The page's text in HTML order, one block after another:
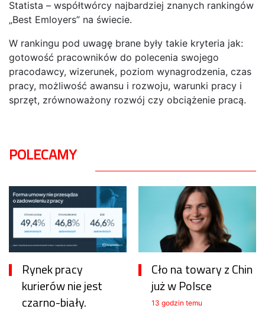
Statista – współtwórcy najbardziej znanych rankingów
„Best Emloyers” na świecie.
W rankingu pod uwagę brane były takie kryteria jak:
gotowość pracowników do polecenia swojego
pracodawcy, wizerunek, poziom wynagrodzenia, czas
pracy, możliwość awansu i rozwoju, warunki pracy i
sprzęt, zrównoważony rozwój czy obciążenie pracą.
POLECAMY
Rynek pracy
kurierów nie jest
czarno-biały.
Cło na towary z Chin
już w Polsce
13 godzin temu